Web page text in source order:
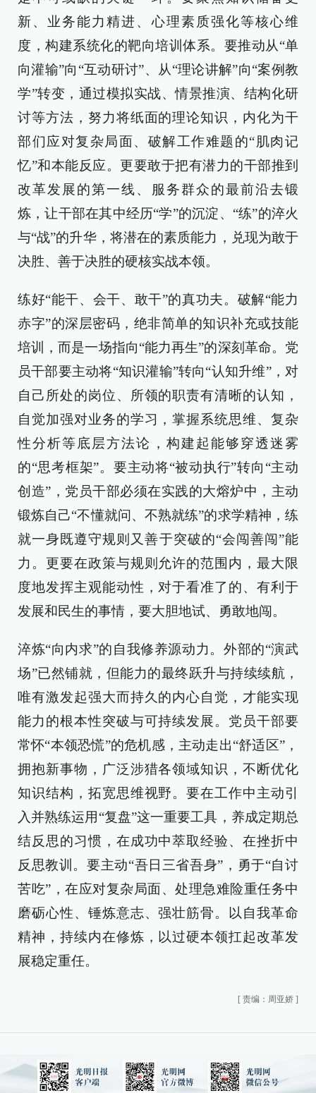
新、业务能力精进、心理素质强化等核心维
度，构建系统化的靶向培训体系。要推动从“单
向灌输”向“互动研讨”、从“理论讲解”向“案例教
学”转变，通过模拟实战、情景推演、结构化研
讨等方法，努力将纸面的理论知识，内化为干
部们应对复杂局面、破解工作难题的“肌肉记
忆”和本能反应。更要敢于把有潜力的干部推到
改革发展的第一线、服务群众的最前沿去锻
炼，让干部在其中经历“学”的沉淀、“练”的淬火
与“战”的升华，将潜在的素质能力，兑现为敢于
决胜、善于决胜的硬核实战本领。
练好“能干、会干、敢干”的真功夫。破解“能力
赤字”的深层密码，绝非简单的知识补充或技能
培训，而是一场指向“能力再生”的深刻革命。党
员干部要主动将“知识灌输”转向“认知升维”，对
自己所处的岗位、所领的职责有清晰的认知，
自觉加强对业务的学习，掌握系统思维、复杂
性分析等底层方法论，构建起能够穿透迷雾
的“思考框架”。要主动将“被动执行”转向“主动
创造”，党员干部必须在实践的大熔炉中，主动
锻炼自己“不懂就问、不熟就练”的求学精神，练
就一身既遵守规则又善于突破的“会闯善闯”能
力。更要在政策与规则允许的范围内，最大限
度地发挥主观能动性，对于看准了的、有利于
发展和民生的事情，要大胆地试、勇敢地闯。
淬炼“向内求”的自我修养源动力。外部的“演武
场”已然铺就，但能力的最终跃升与持续续航，
唯有激发起强大而持久的内心自觉，才能实现
能力的根本性突破与可持续发展。党员干部要
常怀“本领恐慌”的危机感，主动走出“舒适区”，
拥抱新事物，广泛涉猎各领域知识，不断优化
知识结构，拓宽思维视野。要在工作中主动引
入并熟练运用“复盘”这一重要工具，养成定期总
结反思的习惯，在成功中萃取经验、在挫折中
反思教训。要主动“吾日三省吾身”，勇于“自讨
苦吃”，在应对复杂局面、处理急难险重任务中
磨砺心性、锤炼意志、强壮筋骨。以自我革命
精神，持续内在修炼，以过硬本领扛起改革发
展稳定重任。
[ 责编：周亚娇 ]